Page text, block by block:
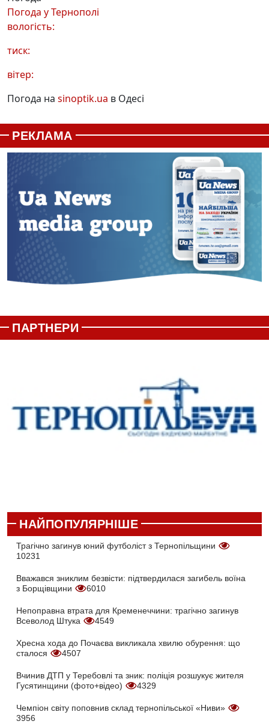
Погода уТернополі
вологість:
тиск:
вітер:
Погода на sinoptik.ua в Одесі
РЕКЛАМА
ПАРТНЕРИ
НАЙПОПУЛЯРНІШЕ
Трагічно загинув юний футболіст з Тернопільщини
10231
Вважався зниклим безвісти: підтвердилася загибель воїна
з Борщівщини
6010
Непоправна втрата для Кременеччини: трагічно загинув
Всеволод Штука
4549
Хресна хода до Почаєва викликала хвилю обурення: що
сталося
4507
Вчинив ДТП у Теребовлі та зник: поліція розшукує жителя
Гусятинщини (фото+відео)
4329
Чемпіон світу поповнив склад тернопільської «Ниви»
3956